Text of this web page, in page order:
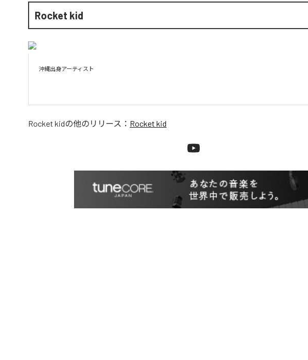
Rocket kid
沖縄出身アーティスト
Rocket kidの他のリリース： Rocket kid